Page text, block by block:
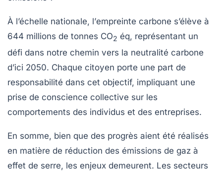
À l’échelle nationale, l’empreinte carbone s’élève à
644 millions de tonnes CO2 éq, représentant un
défi dans notre chemin vers la neutralité carbone
d’ici 2050. Chaque citoyen porte une part de
responsabilité dans cet objectif, impliquant une
prise de conscience collective sur les
comportements des individus et des entreprises.
En somme, bien que des progrès aient été réalisés
en matière de réduction des émissions de gaz à
effet de serre, les enjeux demeurent. Les secteurs